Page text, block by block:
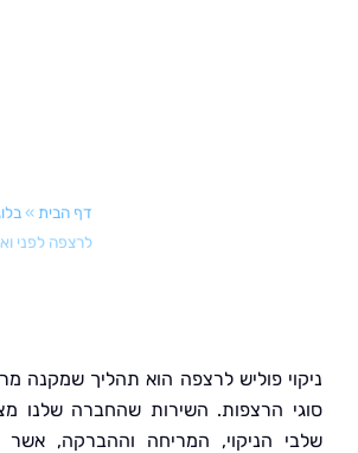
»בלוג ניקיון
לרצפה לפני ואחרי
פוליש לרצפה הוא תהליך שמקנה מראה חדש
הרצפות. השירות שהחברה שלנו מציעה
הניקוי, המריחה וההברקה, אשר